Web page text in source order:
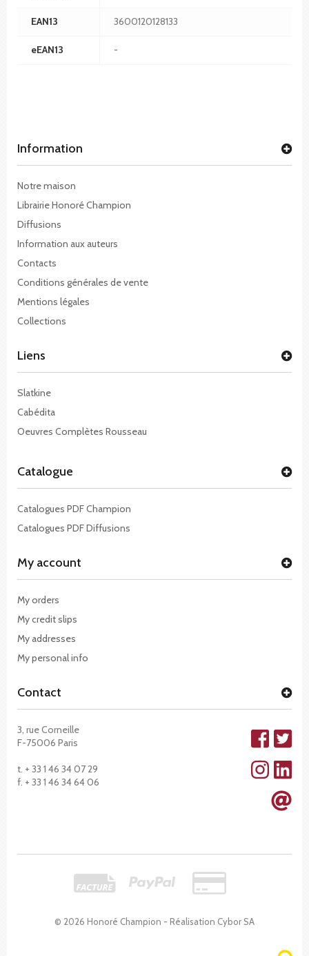
EAN13 3600120128133
eEAN13 -
Information
Notre maison
Librairie Honoré Champion
Diffusions
Information aux auteurs
Contacts
Conditions générales de vente
Mentions légales
Collections
© 2026 Honoré Champion - Réalisation Cybor SA
Liens
Slatkine
Cabédita
Oeuvres Complètes Rousseau
Catalogue
Catalogues PDF Champion
Catalogues PDF Diffusions
My account
My orders
My credit slips
My addresses
My personal info
Contact
3, rue Corneille
F-75006 Paris
t. + 33 1 46 34 07 29
f. + 33 1 46 34 64 06